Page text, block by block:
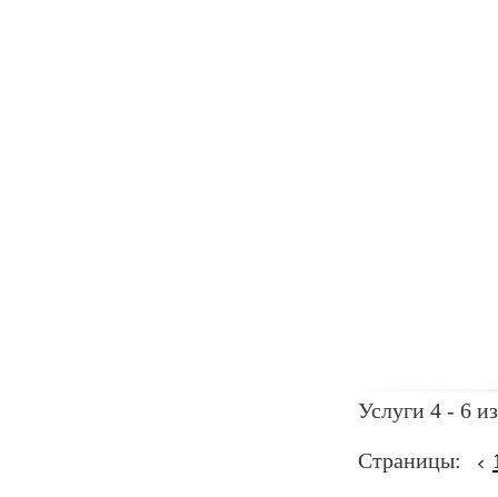
Услуги 4 - 6
Страницы: